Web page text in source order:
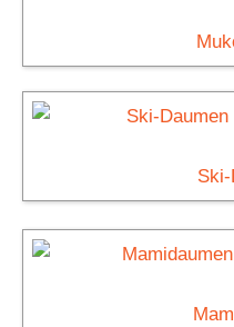
Ski-